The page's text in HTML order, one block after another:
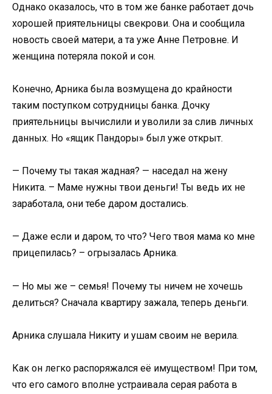
Однако оказалось, что в том же банке работает дочь
хорошей приятельницы свекрови. Она и сообщила
новость своей матери, а та уже Анне Петровне. И
женщина потеряла покой и сон.
Конечно, Арника была возмущена до крайности
таким поступком сотрудницы банка. Дочку
приятельницы вычислили и уволили за слив личных
данных. Но «ящик Пандоры» был уже открыт.
— Почему ты такая жадная? — наседал на жену
Никита. – Маме нужны твои деньги! Ты ведь их не
заработала, они тебе даром достались.
— Даже если и даром, то что? Чего твоя мама ко мне
прицепилась? – огрызалась Арника.
— Но мы же – семья! Почему ты ничем не хочешь
делиться? Сначала квартиру зажала, теперь деньги.
Арника слушала Никиту и ушам своим не верила.
Как он легко распоряжался её имуществом! При том,
что его самого вполне устраивала серая работа в